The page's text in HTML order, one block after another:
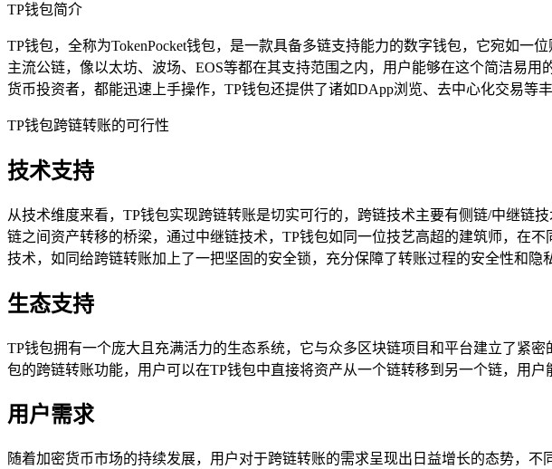
TP钱包简介
TP钱包，全称为TokenPocket钱包，是一款具备多链支持能力的数字钱包，它宛如
主流公链，像以太坊、波场、EOS等都在其支持范围之内，用户能够在这个简洁易
货币投资者，都能迅速上手操作，TP钱包还提供了诸如DApp浏览、去中心化交易等
TP钱包跨链转账的可行性
技术支持
从技术维度来看，TP钱包实现跨链转账是切实可行的，跨链技术主要有侧链/中继链
链之间资产转移的桥梁，通过中继链技术，TP钱包如同一位技艺高超的建筑师，在
技术，如同给跨链转账加上了一把坚固的安全锁，充分保障了转账过程的安全性和隐
生态支持
TP钱包拥有一个庞大且充满活力的生态系统，它与众多区块链项目和平台建立了紧
包的跨链转账功能，用户可以在TP钱包中直接将资产从一个链转移到另一个链，用
用户需求
随着加密货币市场的持续发展，用户对于跨链转账的需求呈现出日益增长的态势，